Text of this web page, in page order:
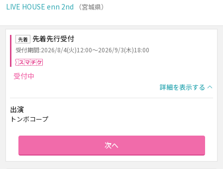
LIVE HOUSE enn 2nd （宮城県）
先着 先着先行受付
受付期間:2026/8/4(火)12:00～2026/9/3(木)18:00
受付中
詳細を表示する
出演
トンボコープ
次へ